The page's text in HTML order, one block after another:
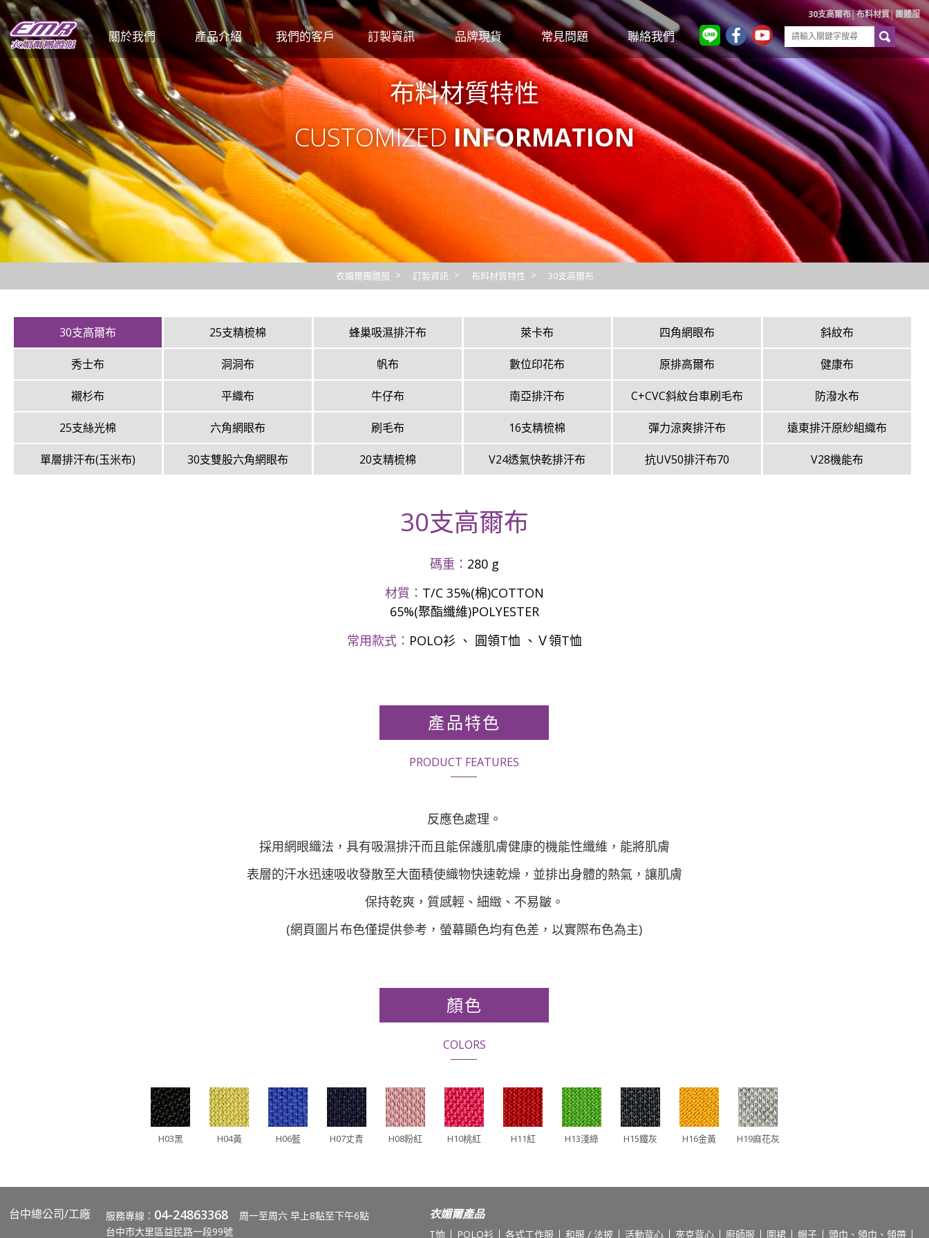
30支高爾布│布料材質│團體服
關於我們
企業簡介
工廠介紹
產品介紹
POLO衫
各式工作服
和服 / 法披
活動背心
夾克背心
廚師服
圍裙
帽子
頭巾、領巾、領帶
男女西裝、洋裝
男女襯衫
厚外套、薄夾克
值星帶、旗幟
毛巾、背包袋、提袋、袖
套、抱枕
運動套裝
我們的客戶
公司行號
餐飲觀光
訂製資訊
尺寸對照表
布料材質特性
繡線顏色
品牌現貨
Crocodile
大嘉衣
CHAMOIS
FLARE 法拉利
CUMAR
常見問題
團體服
工作服
印繡報價
圖檔
布料
交貨
洗滌
聯絡我們
布料材質特性
CUSTOMIZEDINFORMATION
衣媚爾團體服 訂製資訊 布料材質特性 30支高爾布
30支高爾布 25支精梳棉 蜂巢吸濕排汗布 萊卡布 四角網眼布 斜紋布
秀士布 洞洞布 帆布 數位印花布 原排高爾布 健康布
襯杉布 平織布 牛仔布 南亞排汗布 C+CVC斜紋台車刷毛布 防潑水布
25支絲光棉 六角網眼布 刷毛布 16支精梳棉 彈力涼爽排汗布 遠東排汗原紗組織布
單層排汗布(玉米布) 30支雙股六角網眼布 20支精梳棉 V24透氣快乾排汗布 抗UV50排汗布70 V28機能布
30支高爾布
碼重： 280 g
材質： T/C 35%(棉)COTTON
65%(聚酯纖維)POLYESTER
常用款式： POLO衫 、 圓領T恤 、Ｖ領T恤
產品特色
PRODUCT FEATURES
反應色處理。
採用網眼織法，具有吸濕排汗而且能保護肌膚健康的機能性纖維，能將肌膚
表層的汗水迅速吸收發散至大面積使織物快速乾燥，並排出身體的熱氣，讓肌膚
保持乾爽，質感輕、細緻、不易皺。
(網頁圖片布色僅提供參考，螢幕顯色均有色差，以實際布色為主)
顏色
COLORS
H03黑 H04黃 H06藍 H07丈青 H08粉紅 H10桃紅 H11紅 H13淺綠 H15鐵灰 H16金黃 H19麻花灰
台中總公司/工廠 服務專線： 04-24863368 周一至周六 早上8點至下午6點
台中市大里區益民路一段99號
衣媚爾產品
T恤 POLO衫 各式工作服 和服 / 法披 活動背心 夾克背心 廚師服 圍裙 帽子 頭巾、領巾、領帶